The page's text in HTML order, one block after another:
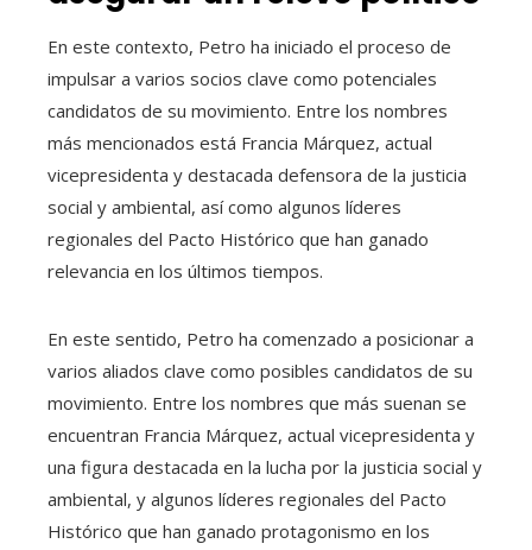
En este contexto, Petro ha iniciado el proceso de
impulsar a varios socios clave como potenciales
candidatos de su movimiento. Entre los nombres
más mencionados está Francia Márquez, actual
vicepresidenta y destacada defensora de la justicia
social y ambiental, así como algunos líderes
regionales del Pacto Histórico que han ganado
relevancia en los últimos tiempos.
En este sentido, Petro ha comenzado a posicionar a
varios aliados clave como posibles candidatos de su
movimiento. Entre los nombres que más suenan se
encuentran Francia Márquez, actual vicepresidenta y
una figura destacada en la lucha por la justicia social y
ambiental, y algunos líderes regionales del Pacto
Histórico que han ganado protagonismo en los